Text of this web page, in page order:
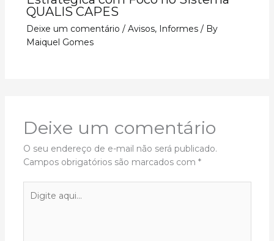
QUALIS CAPES
Deixe um comentário / Avisos, Informes/ By
Maiquel Gomes
Deixe um comentário
O seu endereço de e-mail não será publicado.
Campos obrigatórios são marcados com *
aqui...